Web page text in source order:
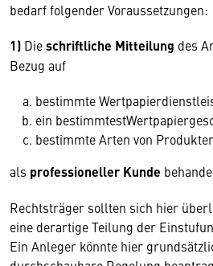
bedarf folgender Voraussetzungen:
1) Dieschriftliche Mitteilung des
Bezug auf
bestimmte
ein
bestimmte Arten von
als professioneller Kunde
Rechtsträger sollten sich hier
eine derartige Teilung der
Ein Anleger könnte hier